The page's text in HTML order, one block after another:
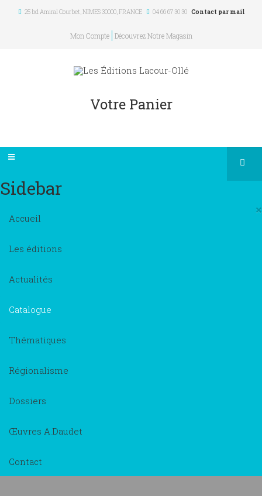
25 bd Amiral Courbet, NIMES 30000,FRANCE 04 66 67 30 30 Contact par mail
Mon Compte Découvrez Notre Magasin
Votre Panier
Sidebar
×
Accueil
Les éditions
Actualités
Catalogue
Thématiques
Régionalisme
Dossiers
Œuvres A.Daudet
Contact